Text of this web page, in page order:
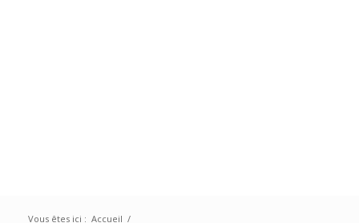
Vous êtes ici : Accueil /